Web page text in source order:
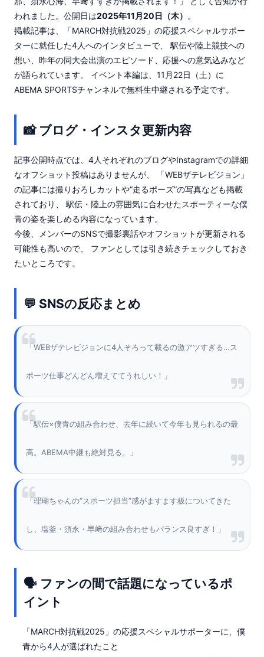
われました。公開日は2025年11月20日（木） 。
掲載記事は、「MARCH対抗戦2025」の応援スペシャルサポー
ターに就任した4人へのインタビューで、 駅伝や陸上競技への
想い、昨年の同大会出演のエピソード、応援への意気込みなど
が語られています。 イベント本編は、11月22日（土）に
ABEMA SPORTSチャンネルで無料生中継される予定です。
📸 ブログ・インスタ更新内容
記事公開時点では、4人それぞれのブログやInstagramでの詳細
なオフショット投稿はありませんが、 「WEBザテレビジョン」
の記事には撮りおろしカットや“走るポーズ”の写真なども掲載
されており、 駅伝・陸上の雰囲気に合わせたスポーティーな僕
青の姿を楽しめる内容になっています。
今後、メンバーのSNSで撮影裏話やオフショットが更新される
可能性も高いので、 ファンとしては引き続きチェックしておき
たいところです。
💬 SNSの反応まとめ
「WEBザテレビジョンに4人そろって載るの激アツすぎる…ス
ポーツ仕事どんどん増えててうれしい！」
「駅伝×僕青の組み合わせ、去年に続いて今年も見られるの最
高。ABEMA中継も絶対見る。」
「理瑚ちゃんの“スポーツ担当”感がますます板についてきた
し、塩釜・須永・早﨑の組み合わせもバランス良すぎ！」
🗣 ファンの間で話題になっているポ
イント
「MARCH対抗戦2025」の応援スペシャルサポーターに、僕
青から4人が選ばれたこと